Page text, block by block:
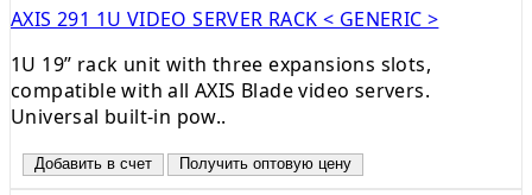
AXIS 291 1U VIDEO SERVER RACK < GENERIC >
1U 19” rack unit with three expansions slots,
compatible with all AXIS Blade video servers.
Universal built-in pow..
Добавить в счет Получить оптовую цену